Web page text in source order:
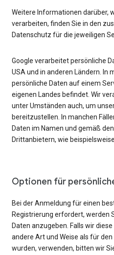
Weitere Informationen darüber,
verarbeiten, finden Sie in den
Datenschutz für die jeweiligen
Google verarbeitet persönliche
USA und in anderen Ländern. In
persönliche Daten auf einem
eigenen Landes befindet. Wir
unter Umständen auch, um
bereitzustellen. In manchen
Daten im Namen und gemäß
Drittanbietern, wie
Optionen für
Bei der Anmeldung für einen
Registrierung erfordert, werden
Daten anzugeben. Falls wir
andere Art und Weise als für
wurden, verwenden, bitten wir